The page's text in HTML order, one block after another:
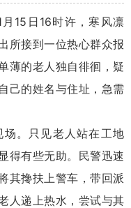
月15日16时许，寒风凛
所接到一位热心群众报
薄的老人独自徘徊，疑
己的姓名与住址，急需
。只见老人站在工地
得有些无助。民警迅速
其搀扶上警车，带回派
人递上热水，尝试与其